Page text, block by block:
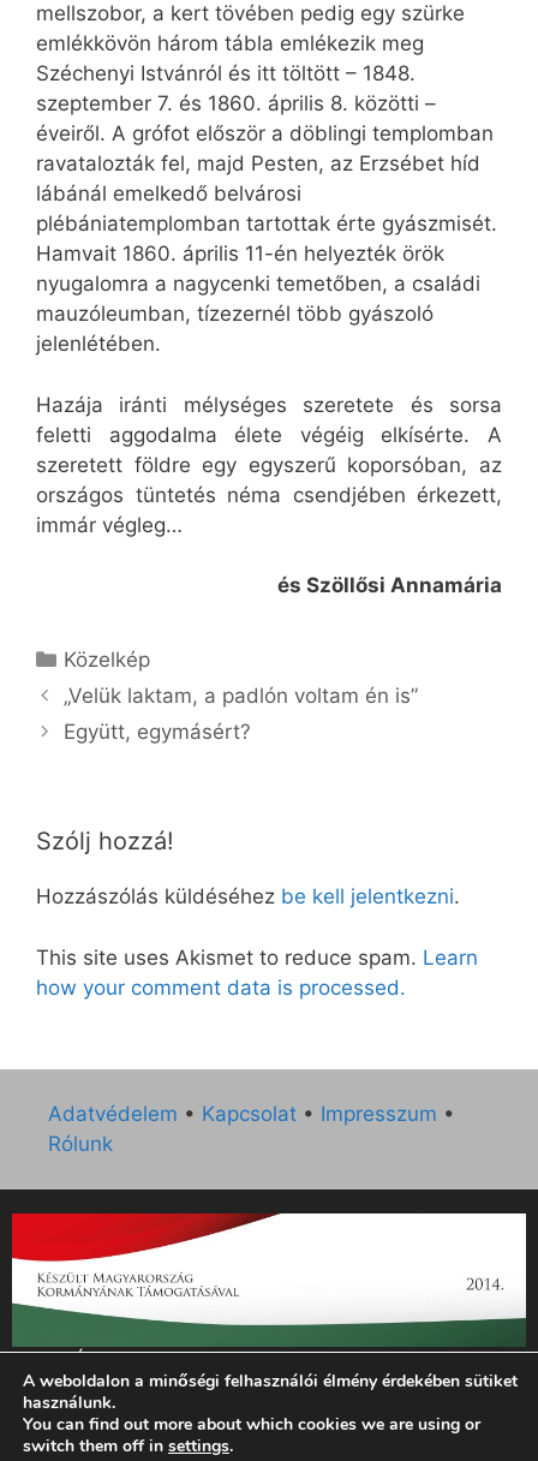
mellszobor, a kert tövében pedig egy szürke
emlékkövön három tábla emlékezik meg
Széchenyi Istvánról és itt töltött – 1848.
szeptember 7. és 1860. április 8. közötti –
éveiről. A grófot először a döblingi templomban
ravatalozták fel, majd Pesten, az Erzsébet híd
lábánál emelkedő belvárosi
plébániatemplomban tartottak érte gyászmisét.
Hamvait 1860. április 11-én helyezték örök
nyugalomra a nagycenki temetőben, a családi
mauzóleumban, tízezernél több gyászoló
jelenlétében.
Hazája iránti mélységes szeretete és sorsa
feletti aggodalma élete végéig elkísérte. A
szeretett földre egy egyszerű koporsóban, az
országos tüntetés néma csendjében érkezett,
immár végleg…
és Szöllősi Annamária
Kategória
Közelkép
„Velük laktam, a padlón voltam én is”
Együtt, egymásért?
Szólj hozzá!
Hozzászólás küldéséhez be kell jelentkezni.
This site uses Akismet to reduce spam. Learn
how your comment data is processed.
Adatvédelem • Kapcsolat • Impresszum •
Rólunk
„Az Új Ember katolikus hetilap 2014. évi működésének
támogatását az EGYH-KCP-14-P-0121 sz. támogatási
szerződés keretében 3 000 000 Ft összegben támogatta az
Emberi Erőforrások Minisztériuma.”
A weboldalon a minőségi felhasználói élmény érdekében sütiket
használunk.
You can find out more about which cookies we are using or
switch them off in settings.